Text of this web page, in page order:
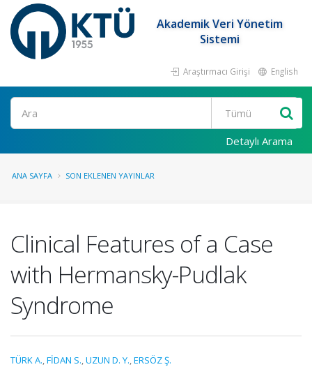
Akademik Veri Yönetim
Sistemi
Araştırmacı Girişi English
Ara
Detaylı Arama
ANA SAYFA SON EKLENEN YAYINLAR
Clinical Features of a Case
with Hermansky-Pudlak
Syndrome
TÜRK A.,FİDAN S.,UZUN D. Y.,ERSÖZ Ş.